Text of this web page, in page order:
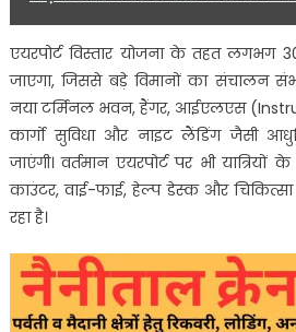
एयरपोर्ट विस्तार योजना के तहत लगभग
जाएगा, जिससे बड़े विमानों का संचालन
नया टर्मिनल भवन, हैंगर, आईएलएस
कार्गो सुविधा और नाइट लैंडिंग जैसी
जाएंगी। वर्तमान एयरपोर्ट पर भी यात्रियों
काउंटर, वाई-फाई, हेल्प डेस्क और
रहा है।